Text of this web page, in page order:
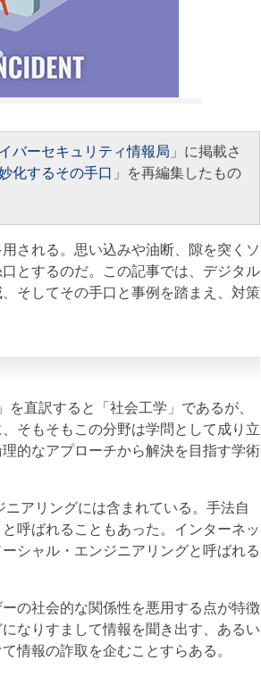
バーセキュリティ情報局 」に掲載さ
化するその手口 」を再編集したもの
される。思い込みや油断、隙を突くソ
とするのだ。この記事では、デジタル
そしてその手口と事例を踏まえ、対策
」を直訳すると「社会工学」であるが、
そもそもこの分野は学問として成り立
的なアプローチから解決を目指す学術
アリングには含まれている。手法自
呼ばれることもあった。インターネッ
シャル・エンジニアリングと呼ばれる
の社会的な関係性を悪用する点が特徴
なりすまして情報を聞き出す、あるい
情報の詐取を企むことすらある。